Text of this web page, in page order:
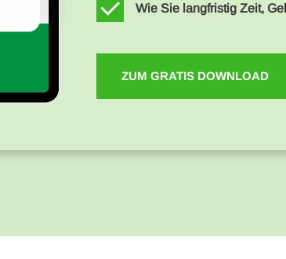
Wie Sie langfristig Zeit,
ZUM GRATIS DOWNLOAD